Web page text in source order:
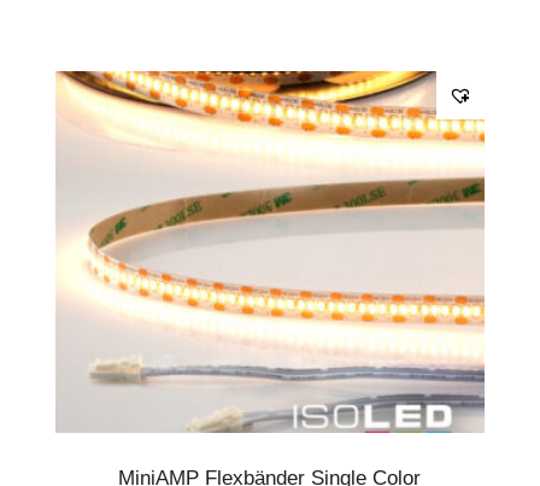
MiniAMP Flexbänder Single Color